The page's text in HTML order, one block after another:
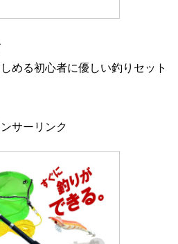
める初心者に優しい釣りセット
サーリンク